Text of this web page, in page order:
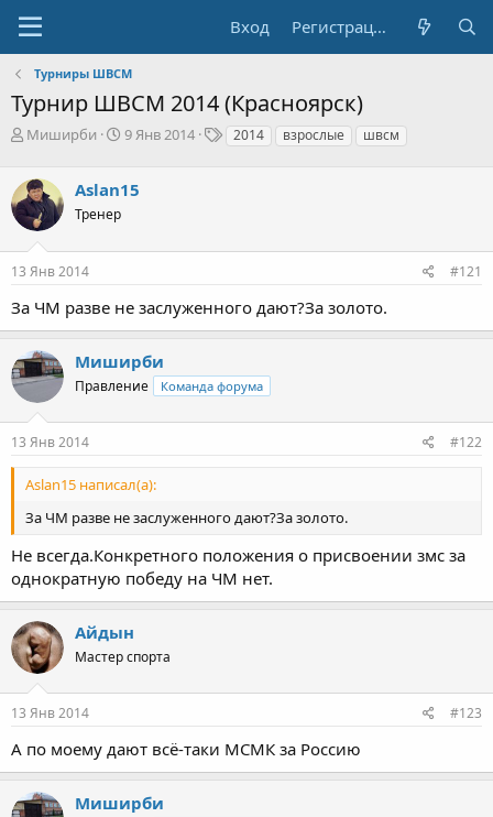
Вход Регистрация
Турниры ШВСМ
Турнир ШВСМ 2014 (Красноярск)
А
о
р
т
е
м
Миширби
Д
а
ч
а
9 Янв 2014
Т2014 взрослые швсм
Aslan15
Тренер
13 Янв 2014 #121
За ЧМ разве не заслуженного дают?За золото.
Миширби
Правление Команда форума
13 Янв 2014 #122
Aslan15 написал(а):
За ЧМ разве не заслуженного дают?За золото.
Не всегда.Конкретного положения о присвоении змс за
однократную победу на ЧМ нет.
Айдын
Мастер спорта
13 Янв 2014 #123
А по моему дают всё-таки МСМК за Россию
Миширби